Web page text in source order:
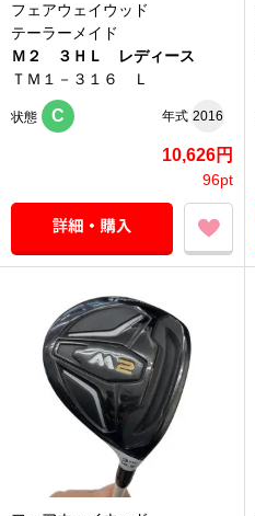
フェアウェイウッド
テーラーメイド
Ｍ２ ３ＨＬ レディース
ＴＭ１－３１６ Ｌ
状態 C 年式 2016
10,626円
96pt